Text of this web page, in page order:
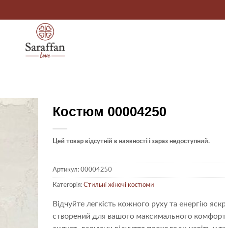
Костюм 00004250
Цей товар відсутній в наявності і зараз недоступний.
Артикул: 00004250
Категорія: Стильні жіночі костюми
Відчуйте легкість кожного руху та енергію
створений для вашого максимального